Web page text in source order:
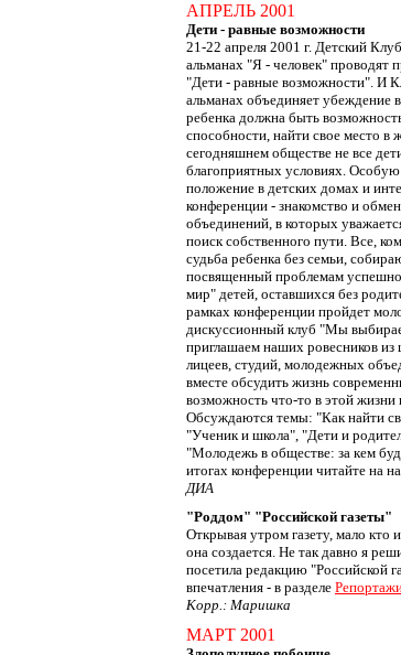
АПРЕЛЬ 2001
Дети - равные возможности
21-22 апреля 2001 г. Детский
альманах "Я - человек" проводят
"Дети - равные возможности". И
альманах объединяет убеждение
ребенка должна быть
способности, найти свое место
сегодняшнем обществе не все
благоприятных условиях. Особую
положение в детских домах и
конференции - знакомство и
объединений, в которых
поиск собственного пути. Все,
судьба ребенка без семьи,
посвященный проблемам
мир" детей, оставшихся без
рамках конференции пройдет
дискуссионный клуб "Мы
приглашаем наших ровесников из
лицеев, студий, молодежных
вместе обсудить жизнь
возможность что-то в этой жизни
Обсуждаются темы: "Как найти
"Ученик и школа", "Дети и
"Молодежь в обществе: за кем
итогах конференции читайте на
ДИА
"Роддом" "Российской газеты"
Открывая утром газету, мало кто
она создается. Не так давно я
посетила редакцию "Российской
впечатления - в разделе
Корр.: Маришка
МАРТ 2001